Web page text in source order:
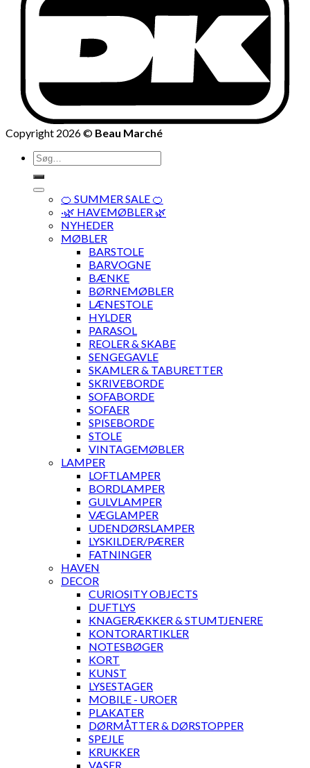
Copyright 2026 © Beau Marché
Søg
efter:
🍊 SUMMER SALE 🍊
·🌿 HAVEMØBLER 🌿
NYHEDER
MØBLER
BARSTOLE
BARVOGNE
BÆNKE
BØRNEMØBLER
LÆNESTOLE
HYLDER
PARASOL
REOLER & SKABE
SENGEGAVLE
SKAMLER & TABURETTER
SKRIVEBORDE
SOFABORDE
SOFAER
SPISEBORDE
STOLE
VINTAGEMØBLER
LAMPER
LOFTLAMPER
BORDLAMPER
GULVLAMPER
VÆGLAMPER
UDENDØRSLAMPER
LYSKILDER/PÆRER
FATNINGER
HAVEN
DECOR
CURIOSITY OBJECTS
DUFTLYS
KNAGERÆKKER & STUMTJENERE
KONTORARTIKLER
NOTESBØGER
KORT
KUNST
LYSESTAGER
MOBILE - UROER
PLAKATER
DØRMÅTTER & DØRSTOPPER
SPEJLE
KRUKKER
VASER